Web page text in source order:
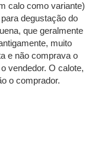
calo como variante)
degustação do
que geralmente
muito
e não comprava o
vendedor. O calote,
o comprador.